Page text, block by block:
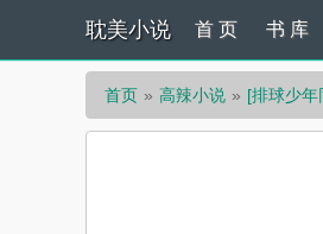
耽美小说 首 页 书 库
首页 高辣小说 [排球少年